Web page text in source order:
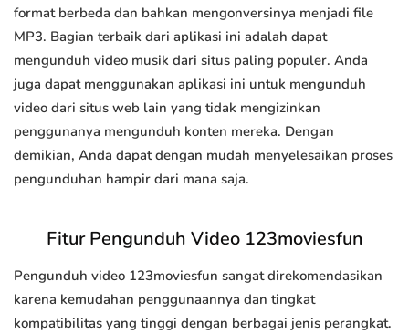
format berbeda dan bahkan mengonversinya menjadi file
MP3. Bagian terbaik dari aplikasi ini adalah dapat
mengunduh video musik dari situs paling populer. Anda
juga dapat menggunakan aplikasi ini untuk mengunduh
video dari situs web lain yang tidak mengizinkan
penggunanya mengunduh konten mereka. Dengan
demikian, Anda dapat dengan mudah menyelesaikan proses
pengunduhan hampir dari mana saja.
Fitur Pengunduh Video 123moviesfun
Pengunduh video 123moviesfun sangat direkomendasikan
karena kemudahan penggunaannya dan tingkat
kompatibilitas yang tinggi dengan berbagai jenis perangkat.